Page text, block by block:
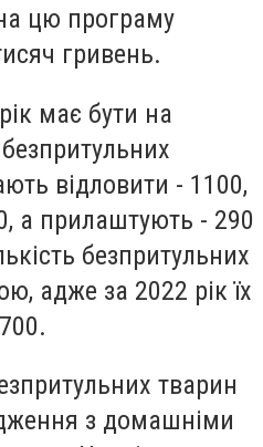
цю програму
гривень.
має бути на
відловити - 1100,
а прилаштують - 290
безпритульних
адже за 2022 рік їх
тварин
з домашніми